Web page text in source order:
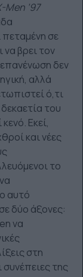
Men ’97
σε
βρει τον
δεν
αλλά
ό,τι
του
Εκεί,
και νέες
το
αυτό
δύο άξονες:
να
στη
της